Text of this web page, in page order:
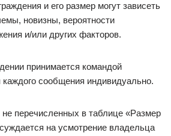
и его размер могут зависеть
новизны, вероятности
и/или других факторов.
принимается командой
сообщения индивидуально.
перечисленных в таблице «Размер
на усмотрение владельца